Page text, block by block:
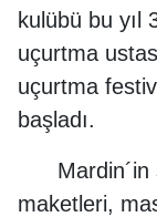
kulübü bu yıl
uçurtma
uçurtma
başladı.
Mardin´in
maketleri,